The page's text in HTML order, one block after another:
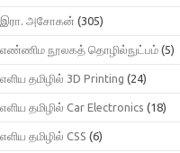
இரா. அசோகன் (305)
எண்ணிம நூலகத் தொழில்நுட்பம் (5)
எளிய தமிழில் 3D Printing (24)
எளிய தமிழில் Car Electronics (18)
எளிய தமிழில் CSS (6)